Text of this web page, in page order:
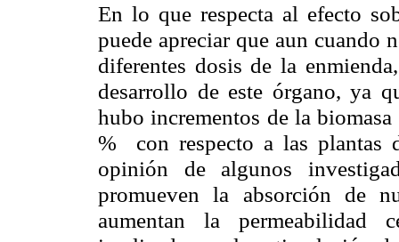
En lo que respecta al efecto
puede apreciar que aun cuando
diferentes dosis de la
desarrollo de este órgano, ya
hubo incrementos de la
% con respecto a las plantas
opinión de algunos
promueven la absorción de
aumentan la permeabilidad